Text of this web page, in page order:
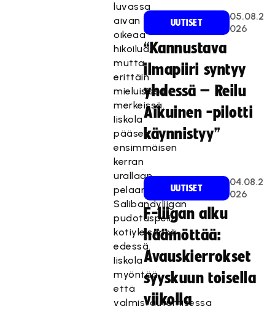
luvassa
aivan
oikeaa
hikoilua,
mutta
erittäin
mieluisissa
merkeissä.
Iiskola
pääsee
ensimmäisen
kerran
urallaan
pelaamaan
Salibandyliigan
pudotuspelin
kotiyleisönsä
edessä.
Iiskola
myöntää,
että
valmistautumisessa
UUTISET
05.08.2
026
“Kannustava
ilmapiiri syntyy
yhdessä – Reilu
Aikuinen -pilotti
käynnistyy”
UUTISET
04.08.2
026
F-liigan alku
häämöttää:
Avauskierrokset
syyskuun toisella
viikolla